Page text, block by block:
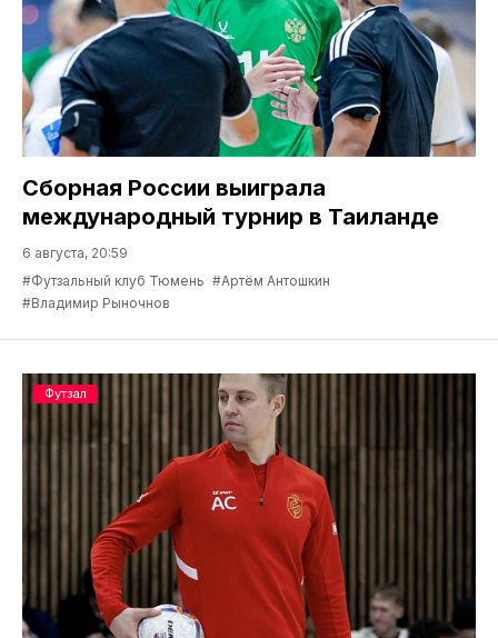
Сборная России выиграла
международный турнир в Таиланде
6 августа, 20:59
#Футзальный клуб Тюмень #Артём Антошкин
#Владимир Рыночнов
Футзал